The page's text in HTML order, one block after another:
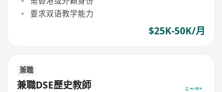
要求双语教学能力
$25K-50K/月
兼職
兼職DSE歷史教師